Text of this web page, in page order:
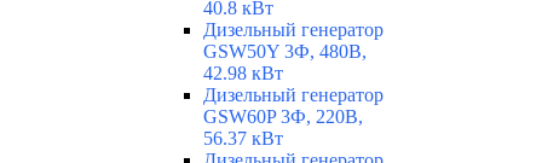
40.8 кВт
Дизельный генератор
GSW50Y 3Ф, 480В,
42.98 кВт
Дизельный генератор
GSW60P 3Ф, 220В,
56.37 кВт